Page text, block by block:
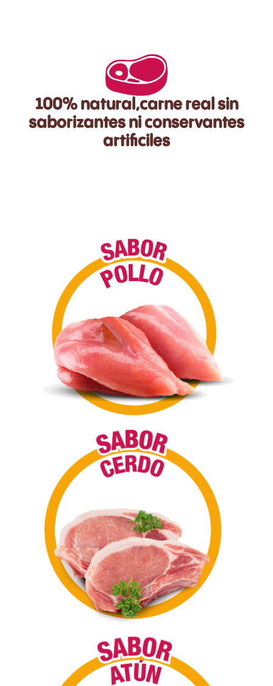
100% natural,carne real sin
saborizantes ni conservantes
artificiles